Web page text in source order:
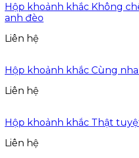
Hộp khoảnh khắc Không
anh đèo
Liên hệ
Hộp khoảnh khắc Cùng
Liên hệ
Hộp khoảnh khắc Thật
Liên hệ